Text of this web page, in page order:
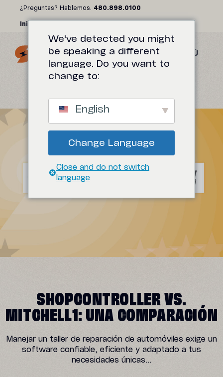
contenido
¿Preguntas? Hablemos. 480.898.0100
Iniciar sesión
MENÚ
SHOPCONTROLLER VS.
MITCHELL1: UNA COMPARACIÓN
Manejar un taller de reparación de automóviles exige un
software confiable, eficiente y adaptado a tus
necesidades únicas...
We've detected you might
be speaking a different
language. Do you want to
change to:
English
Change Language
Close and do not switch
language